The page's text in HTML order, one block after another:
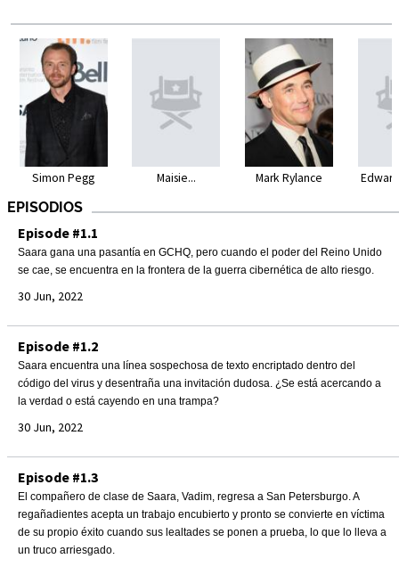
Simon Pegg Maisie... Mark Rylance
EPISODIOS
Episode #1.1
Saara gana una pasantía en GCHQ, pero cuando el poder del Reino Unido
se cae, se encuentra en la frontera de la guerra cibernética de alto riesgo.
30 Jun, 2022
Episode #1.2
Saara encuentra una línea sospechosa de texto encriptado dentro del
código del virus y desentraña una invitación dudosa. ¿Se está acercando a
la verdad o está cayendo en una trampa?
30 Jun, 2022
Episode #1.3
El compañero de clase de Saara, Vadim, regresa a San Petersburgo. A
regañadientes acepta un trabajo encubierto y pronto se convierte en víctima
de su propio éxito cuando sus lealtades se ponen a prueba, lo que lo lleva a
un truco arriesgado.